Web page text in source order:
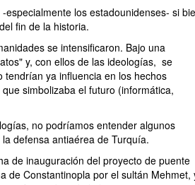
los estadounidenses- si
fin de la historia.
se intensificaron. Bajo una
y, con ellos de las ideologías, se
ya influencia en los hechos
simbolizaba el futuro (informática,
no podríamos entender algunos
defensa antiaérea de Turquía.
de inauguración del proyecto de puente
de Constantinopla por el sultán Mehmet,